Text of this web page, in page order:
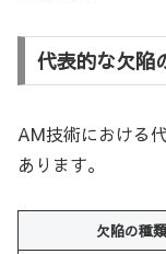
代表的な欠陥
AM技術における
あります。
欠陥の種類